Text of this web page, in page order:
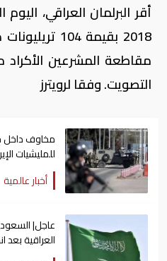
أقر البرلمان العراقي،
مقاطعة المشرعين
التصويت. وفقا لرويترز
مخاوف داخل
للمليشيات
أخبار عالمية
عاجل|
العراقية